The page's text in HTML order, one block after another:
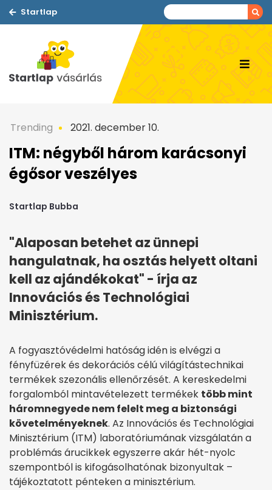
Startlap
Trending 2021. december 10.
ITM: négyből három karácsonyi
égősor veszélyes
Startlap Bubba
"Alaposan betehet az ünnepi
hangulatnak, ha osztás helyett oltani
kell az ajándékokat" - írja az
Innovációs és Technológiai
Minisztérium.
A fogyasztóvédelmi hatóság idén is elvégzi a
fényfüzérek és dekorációs célú világítástechnikai
termékek szezonális ellenőrzését. A kereskedelmi
forgalomból mintavételezett termékek több mint
háromnegyede nem felelt meg a biztonsági
követelményeknek. Az Innovációs és Technológiai
Minisztérium (ITM) laboratóriumának vizsgálatán a
problémás árucikkek egyszerre akár hét-nyolc
szempontból is kifogásolhatónak bizonyultak –
tájékoztatott pénteken a minisztérium.